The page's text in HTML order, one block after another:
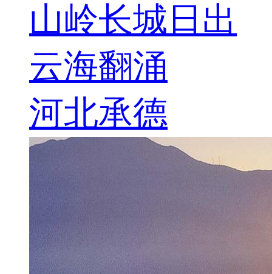
山岭长城日出
云海翻涌
河北承德